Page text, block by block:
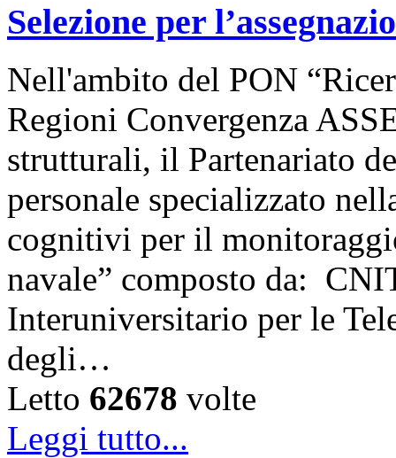
Selezione per
Nell'ambito del PON
Regioni Convergenza
strutturali, il Partenariato
personale specializzato
cognitivi per il
navale” composto da:
Interuniversitario per le
degli…
Letto 62678 volte
Leggi tutto...